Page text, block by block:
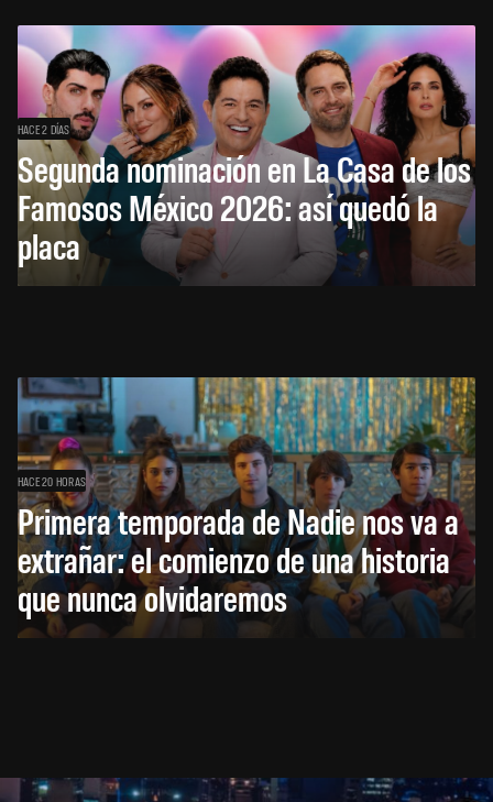
HACE 2 DÍAS
Segunda nominación en La Casa de los
Famosos México 2026: así quedó la
placa
HACE 20 HORAS
Primera temporada de Nadie nos va a
extrañar: el comienzo de una historia
que nunca olvidaremos